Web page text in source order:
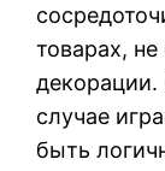
товарах,
декорации.
случае
быть